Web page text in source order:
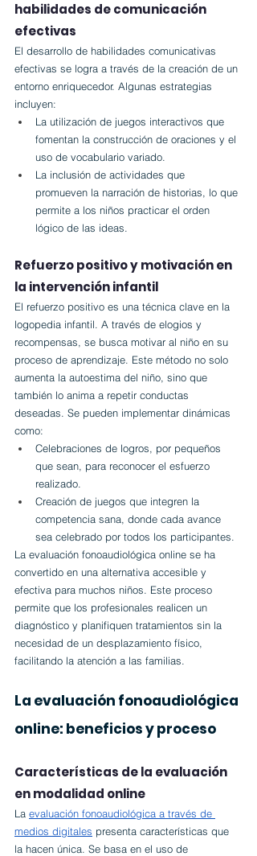
habilidades de comunicación
efectivas
El desarrollo de habilidades comunicativas
efectivas se logra a través de la creación de un
entorno enriquecedor. Algunas estrategias
incluyen:
La utilización de juegos interactivos que
fomentan la construcción de oraciones y el
uso de vocabulario variado.
La inclusión de actividades que
promueven la narración de historias, lo que
permite a los niños practicar el orden
lógico de las ideas.
Refuerzo positivo y motivación en
la intervención infantil
El refuerzo positivo es una técnica clave en la
logopedia infantil. A través de elogios y
recompensas, se busca motivar al niño en su
proceso de aprendizaje. Este método no solo
aumenta la autoestima del niño, sino que
también lo anima a repetir conductas
deseadas. Se pueden implementar dinámicas
como:
Celebraciones de logros, por pequeños
que sean, para reconocer el esfuerzo
realizado.
Creación de juegos que integren la
competencia sana, donde cada avance
sea celebrado por todos los participantes.
La evaluación fonoaudiológica online se ha
convertido en una alternativa accesible y
efectiva para muchos niños. Este proceso
permite que los profesionales realicen un
diagnóstico y planifiquen tratamientos sin la
necesidad de un desplazamiento físico,
facilitando la atención a las familias.
La evaluación fonoaudiológica
online: beneficios y proceso
Características de la evaluación
en modalidad online
La evaluación fonoaudiológica a través de
medios digitales presenta características que
la hacen única. Se basa en el uso de